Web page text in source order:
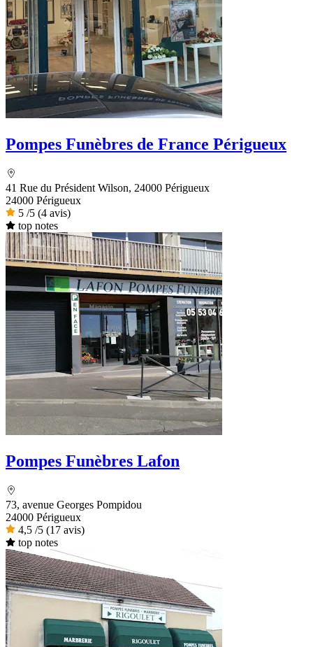
Pompes Funèbres de France Périgueux
41 Rue du Président Wilson, 24000 Périgueux
24000 Périgueux
5 /5 (4 avis)
top notes
Pompes Funèbres Lafon
73, avenue Georges Pompidou
24000 Périgueux
4,5 /5 (17 avis)
top notes